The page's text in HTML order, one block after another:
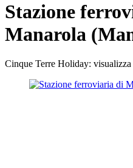
Stazione
Manarola
Cinque Terre Holiday: